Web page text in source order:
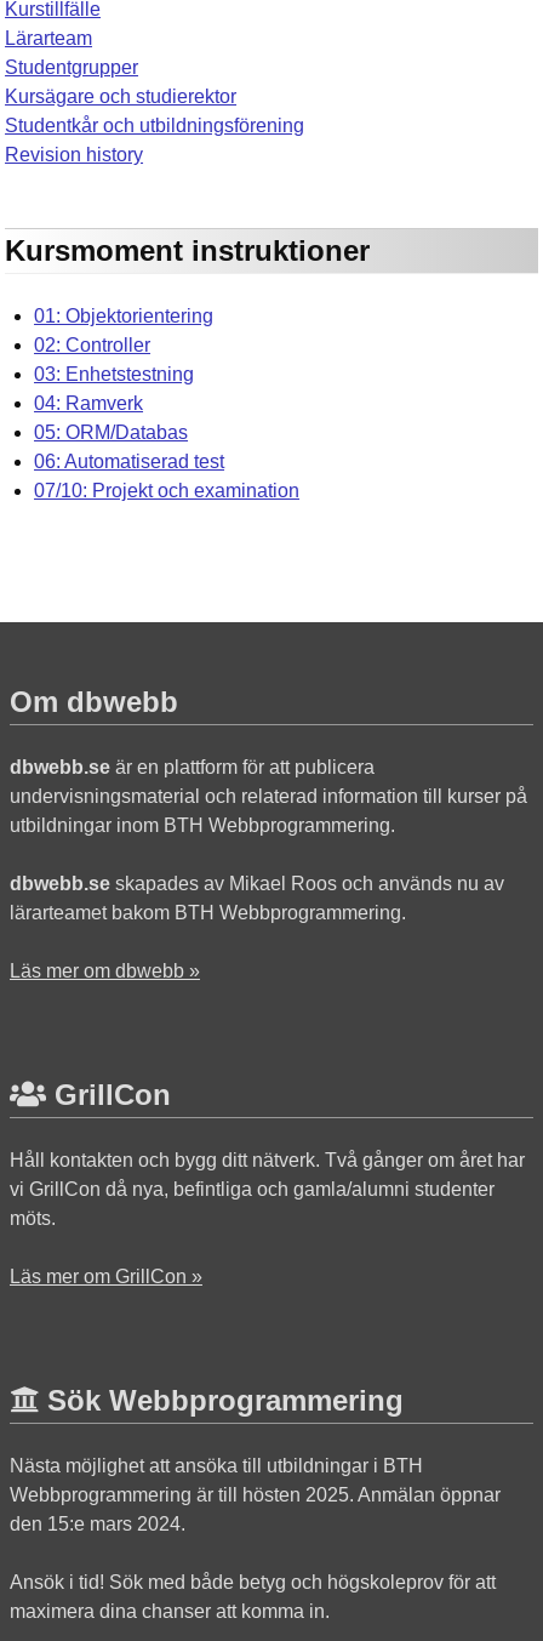
Kurstillfälle
Lärarteam
Studentgrupper
Kursägare och studierektor
Studentkår och utbildningsförening
Revision history
Kursmoment instruktioner
01: Objektorientering
02: Controller
03: Enhetstestning
04: Ramverk
05: ORM/Databas
06: Automatiserad test
07/10: Projekt och examination
Om dbwebb
dbwebb.seär en plattform för att publicera
undervisningsmaterial och relaterad information till kurser på
utbildningar inom BTH Webbprogrammering.
dbwebb.seskapades av Mikael Roos och används nu av
lärarteamet bakom BTH Webbprogrammering.
Läs mer om dbwebb »
GrillCon
Håll kontakten och bygg ditt nätverk. Två gånger om året har
vi GrillCon då nya, befintliga och gamla/alumni studenter
möts.
Läs mer om GrillCon »
Sök Webbprogrammering
Nästa möjlighet att ansöka till utbildningar i BTH
Webbprogrammering är till hösten 2025. Anmälan öppnar
den 15:e mars 2024.
Ansök i tid! Sök med både betyg och högskoleprov för att
maximera dina chanser att komma in.